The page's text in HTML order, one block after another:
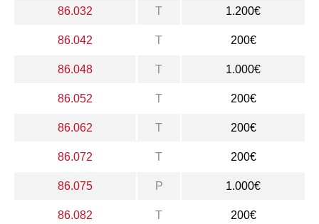
86.032 T 1.200€
86.042 T 200€
86.048 T 1.000€
86.052 T 200€
86.062 T 200€
86.072 T 200€
86.075 P 1.000€
86.082 T 200€